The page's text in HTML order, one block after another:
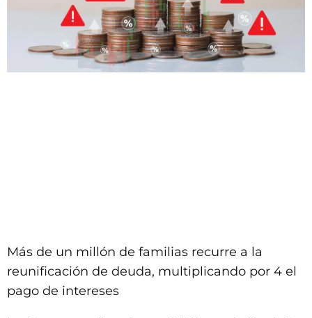
Más de un millón de familias recurre a la
reunificación de deuda, multiplicando por 4 el
pago de intereses